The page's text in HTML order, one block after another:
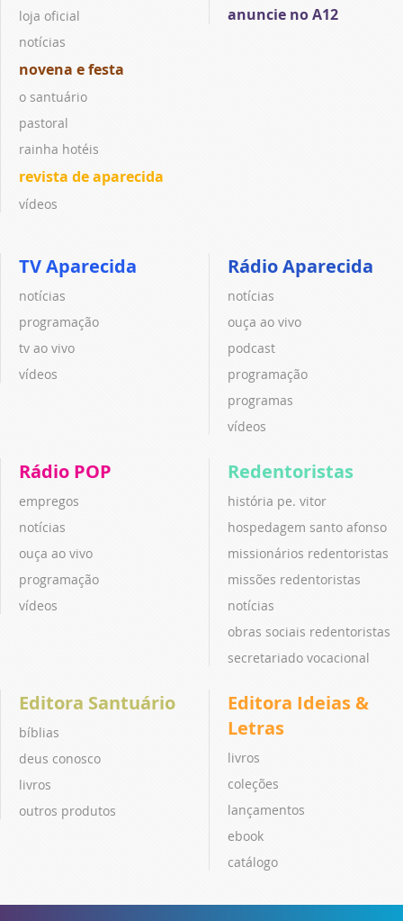
loja oficial
notícias
novena e festa
o santuário
pastoral
rainha hotéis
revista de aparecida
vídeos
anuncie no A12
TV Aparecida
notícias
programação
tv ao vivo
vídeos
Rádio Aparecida
notícias
ouça ao vivo
podcast
programação
programas
vídeos
Rádio POP
empregos
notícias
ouça ao vivo
programação
vídeos
Redentoristas
história pe. vitor
hospedagem santo afonso
missionários redentoristas
missões redentoristas
notícias
obras sociais redentoristas
secretariado vocacional
Editora Santuário
bíblias
deus conosco
livros
outros produtos
Editora Ideias &
Letras
livros
coleções
lançamentos
ebook
catálogo